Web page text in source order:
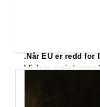
.Når EU er redd for
Vi har spist